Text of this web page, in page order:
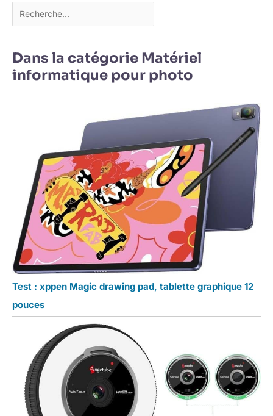
Dans la catégorie Matériel
informatique pour photo
Test : xppen Magic drawing pad, tablette graphique 12
pouces